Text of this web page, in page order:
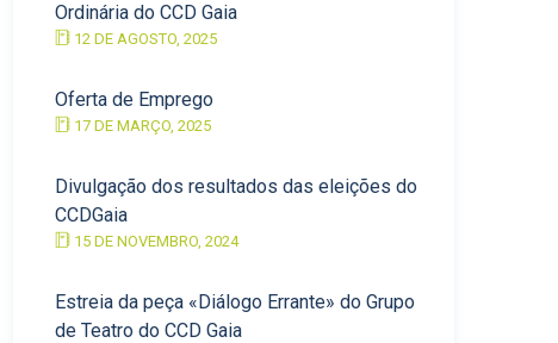
Ordinária do CCD Gaia
12 DE AGOSTO, 2025
Oferta de Emprego
17 DE MARÇO, 2025
Divulgação dos resultados das eleições do
CCDGaia
15 DE NOVEMBRO, 2024
Estreia da peça «Diálogo Errante» do Grupo
de Teatro do CCD Gaia